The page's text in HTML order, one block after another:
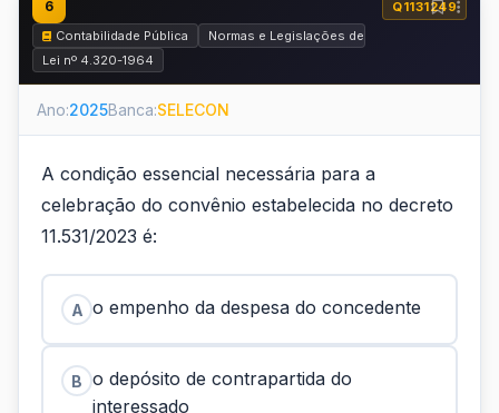
6
Q1131249
Contabilidade Pública
Normas e Legislações de Contabilidade Pública
Lei nº 4.320-1964
Ano:2025Banca:SELECON
A condição essencial necessária para a
celebração do convênio estabelecida no decreto
11.531/2023 é:
A o empenho da despesa do concedente
B o depósito de contrapartida do
interessado